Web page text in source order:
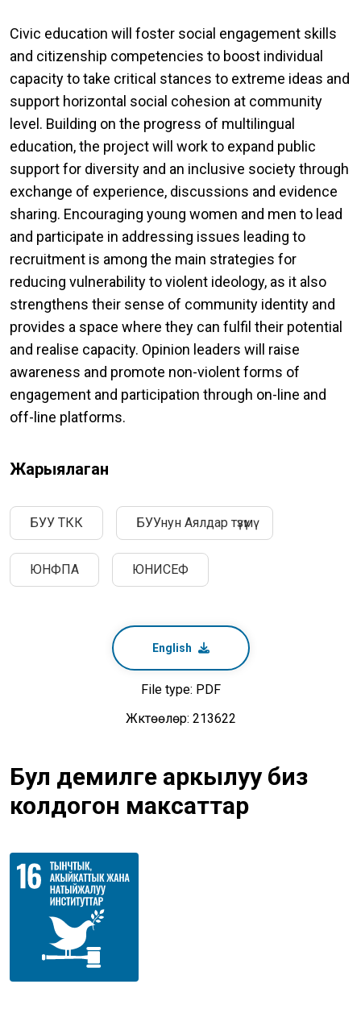
Civic education will foster social engagement skills
and citizenship competencies to boost individual
capacity to take critical stances to extreme ideas and
support horizontal social cohesion at community
level. Building on the progress of multilingual
education, the project will work to expand public
support for diversity and an inclusive society through
exchange of experience, discussions and evidence
sharing. Encouraging young women and men to lead
and participate in addressing issues leading to
recruitment is among the main strategies for
reducing vulnerability to violent ideology, as it also
strengthens their sense of community identity and
provides a space where they can fulfil their potential
and realise capacity. Opinion leaders will raise
awareness and promote non-violent forms of
engagement and participation through on-line and
off-line platforms.
Жарыялаган
БУУ ТКК БУУнун Аялдар түзүмү
ЮНФПА ЮНИСЕФ
English
File type: PDF
Жүктөөлөр: 213622
Бул демилге аркылуу биз
колдогон максаттар